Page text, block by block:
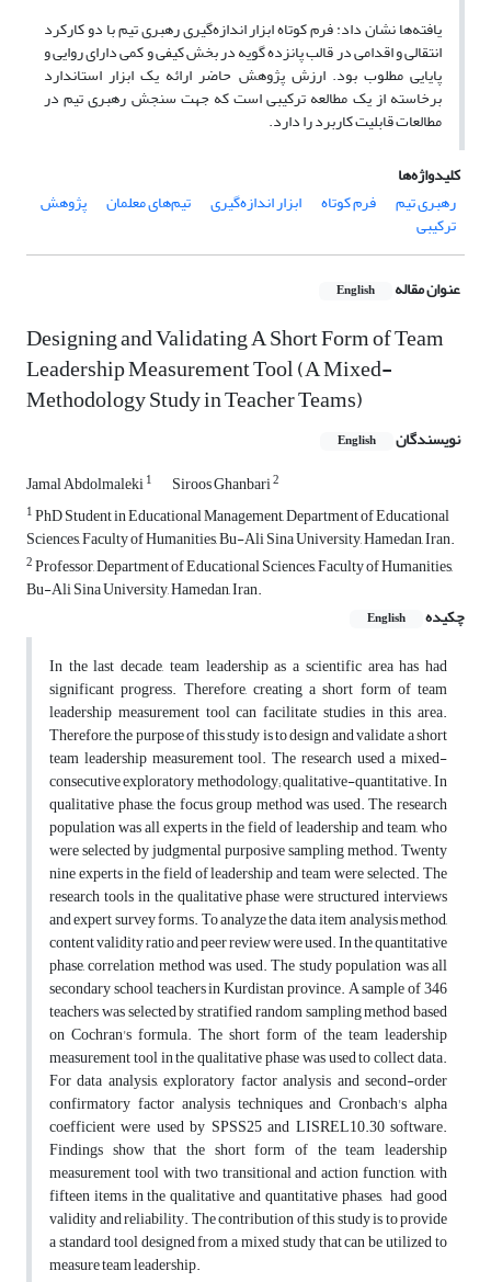
یافته‌ها نشان داد: فرم کوتاه ابزار اندازه‌گیری رهبری تیم با دو کارکرد
انتقالی و اقدامی در قالب پانزده گویه در بخش کیفی و کمی دارای روایی و
پایایی مطلوب بود. ارزش پژوهش حاضر ارائه یک ابزار استاندارد
برخاسته از یک مطالعه ترکیبی است که جهت سنجش رهبری تیم در
مطالعات قابلیت کاربرد را دارد.
کلیدواژه‌ها
رهبری تیم
فرم کوتاه ابزار اندازه‌گیری تیم‌های معلمان پژوهش
ترکیبی
عنوان مقاله English
Designing and Validating A Short Form of Team
Leadership Measurement Tool (A Mixed-
Methodology Study in Teacher Teams)
نویسندگان English
Jamal Abdolmaleki1 Siroos Ghanbari2
1PhD Student in Educational Management, Department of Educational
Sciences, Faculty of Humanities, Bu-Ali Sina University, Hamedan, Iran.
2Professor, Department of Educational Sciences, Faculty of Humanities,
Bu-Ali Sina University, Hamedan, Iran.
چکیده
English
In the last decade, team leadership as a scientific area has had
significant progress. Therefore, creating a short form of team
leadership measurement tool can facilitate studies in this area.
Therefore, the purpose of this study is to design and validate a short
team leadership measurement tool. The research used a mixed-
consecutive exploratory methodology; qualitative-quantitative. In
qualitative phase, the focus group method was used. The research
population was all experts in the field of leadership and team, who
were selected by judgmental purposive sampling method. Twenty
nine experts in the field of leadership and team were selected. The
research tools in the qualitative phase were structured interviews
and expert survey forms. To analyze the data, item analysis method,
content validity ratio and peer review were used. In the quantitative
phase, correlation method was used. The study population was all
secondary school teachers in Kurdistan province. A sample of 346
teachers was selected by stratified random sampling method based
on Cochran's formula. The short form of the team leadership
measurement tool in the qualitative phase was used to collect data.
For data analysis, exploratory factor analysis and second-order
confirmatory factor analysis techniques and Cronbach's alpha
coefficient were used by SPSS25 and LISREL10.30 software.
Findings show that the short form of the team leadership
measurement tool with two transitional and action function, with
fifteen items in the qualitative and quantitative phases, had good
validity and reliability. The contribution of this study is to provide
a standard tool designed from a mixed study that can be utilized to
measure team leadership.